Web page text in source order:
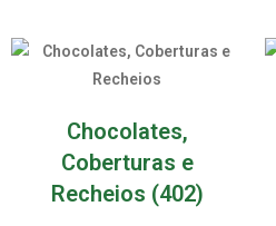
Chocolates,
Coberturas e
Recheios (402)